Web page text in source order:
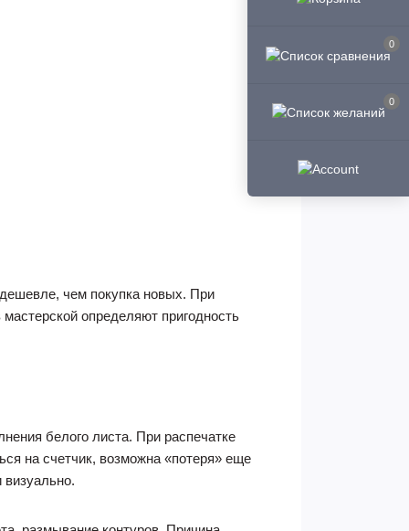
0
0
чем покупка новых. При
определяют пригодность
белого листа. При распечатке
на счетчик, возможна «потеря» еще
визуально.